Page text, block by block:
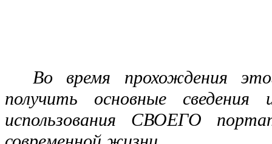
Во время прохождения
получить основные
использования СВОЕГО